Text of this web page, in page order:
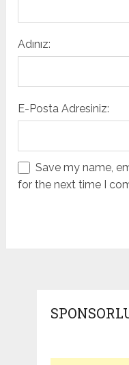
Adınız:
E-Posta Adresiniz:
Save my name,
for the next time I